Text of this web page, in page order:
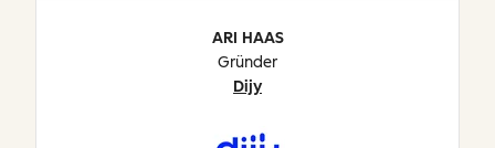
ARI HAAS
Gründer
Dijy